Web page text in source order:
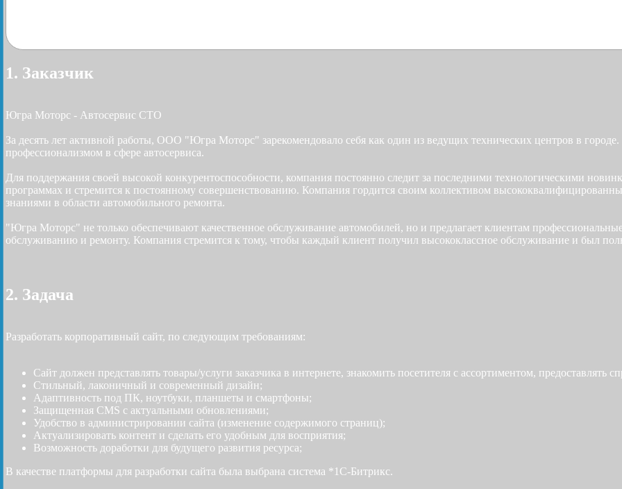
1. Заказчик
Югра Моторс - Автосервис СТО
За десять лет активной работы, ООО "Югра Моторс" зарекомендовало себя как один из ведущих технических центров в
профессионализмом в сфере автосервиса.
Для поддержания своей высокой конкурентоспособности, компания постоянно следит за последними технологическими
программах и стремится к постоянному совершенствованию. Компания гордится своим коллективом
знаниями в области автомобильного ремонта.
"Югра Моторс" не только обеспечивают качественное обслуживание автомобилей, но и предлагает клиентам
обслуживанию и ремонту. Компания стремится к тому, чтобы каждый клиент получил высококлассное обслуживание и был
2. Задача
Разработать корпоративный сайт, по следующим требованиям:
Сайт должен представлять товары/услуги заказчика в интернете, знакомить посетителя с ассортиментом,
Стильный, лаконичный и современный дизайн;
Адаптивность под ПК, ноутбуки, планшеты и смартфоны;
Защищенная CMS с актуальными обновлениями;
Удобство в администрировании сайта (изменение содержимого страниц);
Актуализировать контент и сделать его удобным для восприятия;
Возможность доработки для будущего развития ресурса;
В качестве платформы для разработки сайта была выбрана система *1С-Битрикс.